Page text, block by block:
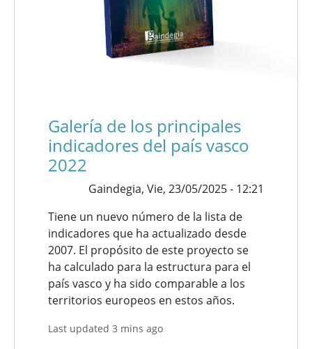
Galería de los principales
indicadores del país vasco
2022
Gaindegia, Vie, 23/05/2025 - 12:21
Tiene un nuevo número de la lista de
indicadores que ha actualizado desde
2007. El propósito de este proyecto se
ha calculado para la estructura para el
país vasco y ha sido comparable a los
territorios europeos en estos años.
Last updated 3 mins ago